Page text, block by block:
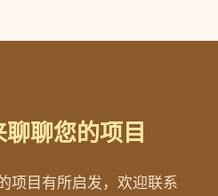
聊您的项目
项目有所启发，欢迎联系